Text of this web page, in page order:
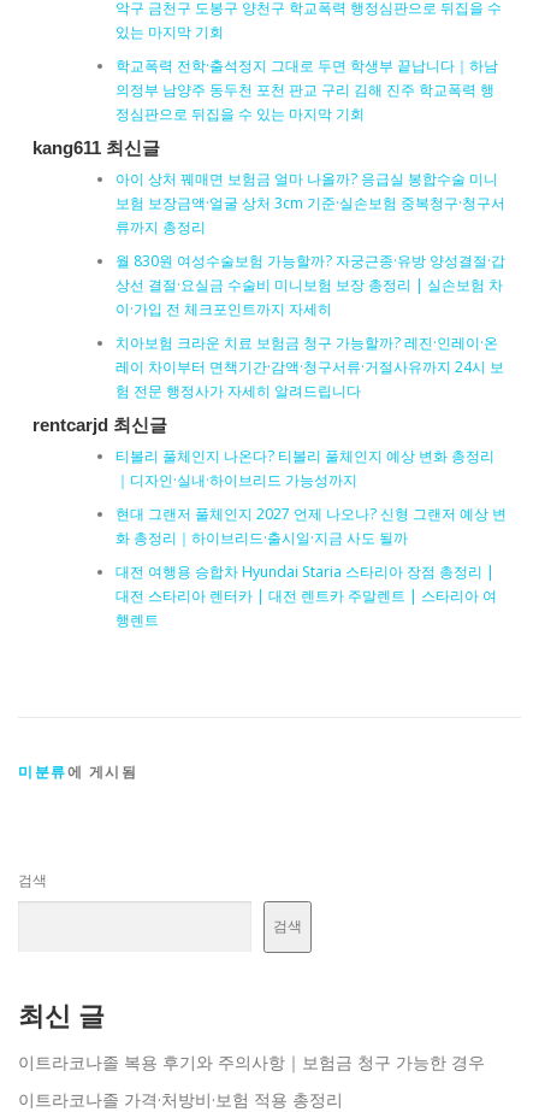
악구 금천구 도봉구 양천구 학교폭력 행정심판으로 뒤집을 수
있는 마지막 기회
학교폭력 전학·출석정지 그대로 두면 학생부 끝납니다｜하남
의정부 남양주 동두천 포천 판교 구리 김해 진주 학교폭력 행
정심판으로 뒤집을 수 있는 마지막 기회
kang611 최신글
아이 상처 꿰매면 보험금 얼마 나올까? 응급실 봉합수술 미니
보험 보장금액·얼굴 상처 3cm 기준·실손보험 중복청구·청구서
류까지 총정리
월 830원 여성수술보험 가능할까? 자궁근종·유방 양성결절·갑
상선 결절·요실금 수술비 미니보험 보장 총정리 | 실손보험 차
이·가입 전 체크포인트까지 자세히
치아보험 크라운 치료 보험금 청구 가능할까? 레진·인레이·온
레이 차이부터 면책기간·감액·청구서류·거절사유까지 24시 보
험 전문 행정사가 자세히 알려드립니다
rentcarjd 최신글
티볼리 풀체인지 나온다? 티볼리 풀체인지 예상 변화 총정리
｜디자인·실내·하이브리드 가능성까지
현대 그랜저 풀체인지 2027 언제 나오나? 신형 그랜저 예상 변
화 총정리｜하이브리드·출시일·지금 사도 될까
대전 여행용 승합차 Hyundai Staria 스타리아 장점 총정리 |
대전 스타리아 렌터카 | 대전 렌트카 주말렌트 | 스타리아 여
행렌트
미분류에 게시됨
검색
검색
최신 글
이트라코나졸 복용 후기와 주의사항｜보험금 청구 가능한 경우
이트라코나졸 가격·처방비·보험 적용 총정리